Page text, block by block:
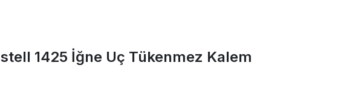
1425 İğne Uç Tükenmez Kalem